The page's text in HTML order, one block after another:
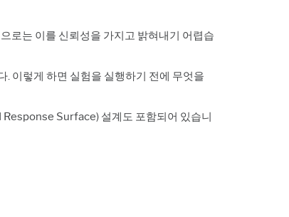
로는 이를 신뢰성을 가지고 밝혀내기 어렵습
. 이렇게 하면 실험을 실행하기 전에 무엇을
Surface) 설계도 포함되어 있습니